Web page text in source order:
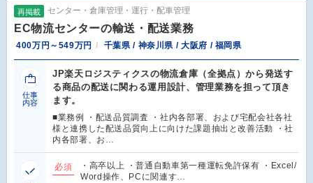
再掲載 センター・倉庫管理・運行・配車管理
EC物流センターの輸送・配送業務
400万円～549万円 千葉県 / 神奈川県 / 大阪府 / 福岡県
仕事
内容
JP楽天ロジスティクスの物流倉庫（全拠点）から発送す
る商品の配送に関わる運⽤設計、管理業務を担って頂き
ます。
■業務例 ・配送品質調査 ・社内各部署、および宅配会社各社
様と連携した配送品質向上に向けた課題抽出と改善活動 ・社
内各部署、お…
必須
・⾼卒以上 ・普通⾃動⾞第⼀種運転免許保有 ・Excel/
Word操作、PCに関連す…